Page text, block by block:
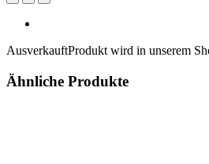
AusverkauftProdukt wird in unserem
Ähnliche Produkte